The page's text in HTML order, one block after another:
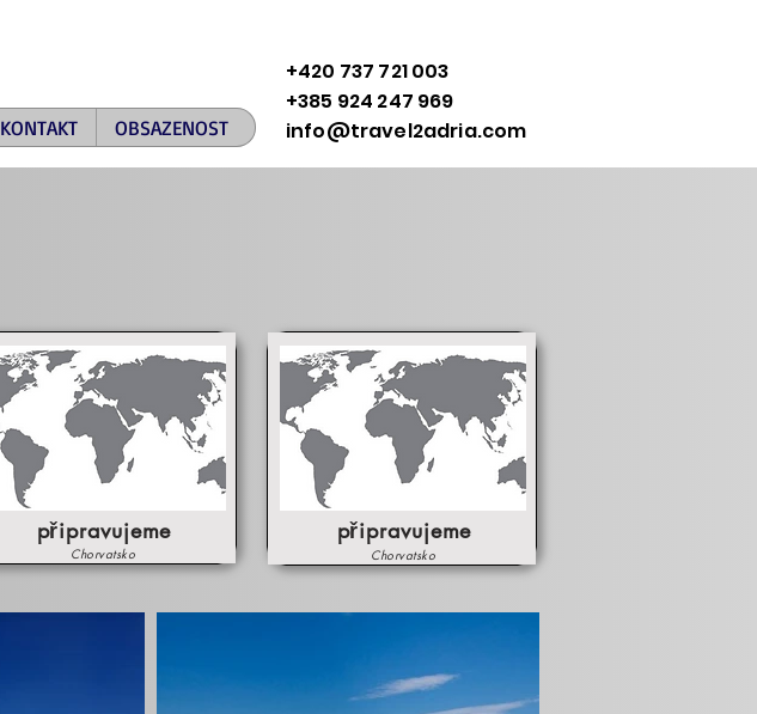
KONTAKT OBSAZENOST
+420 737 721 003
+385 924 247 969
info@travel2adria.com
připravujeme
Chorvatsko
připravujeme
Chorvatsko